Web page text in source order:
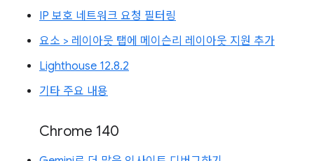
IP 보호 네트워크 요청 필터링
요소 > 레이아웃 탭에 메이슨리 레이아웃 지원 추가
Lighthouse 12.8.2
기타 주요 내용
Chrome 140